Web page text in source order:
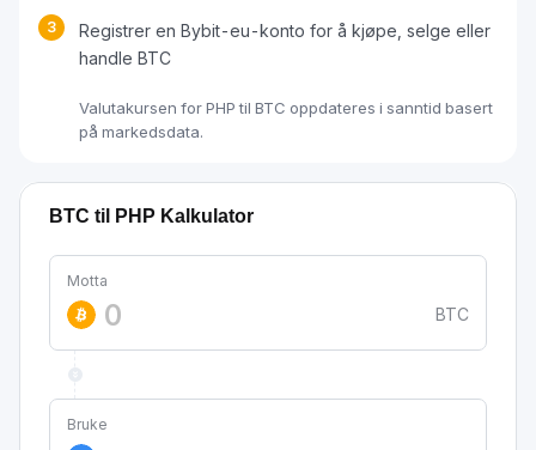
3
Registrer en Bybit-eu-konto for å kjøpe, selge eller
handle BTC
Valutakursen for PHP til BTC oppdateres i sanntid basert
på markedsdata.
BTC til PHP Kalkulator
Motta
BTC
Bruke